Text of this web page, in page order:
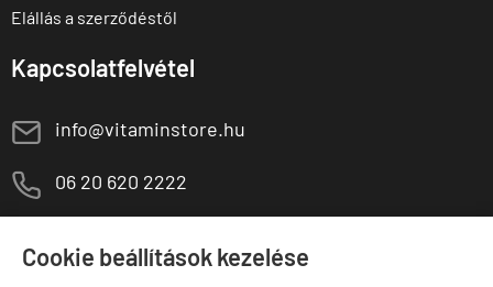
Cookie beállítások kezelése
Elállás a szerződéstől
Kapcsolatfelvétel
E info@vitaminstore.hu
M 06 20 620 2222
Szugló u. 83-85.